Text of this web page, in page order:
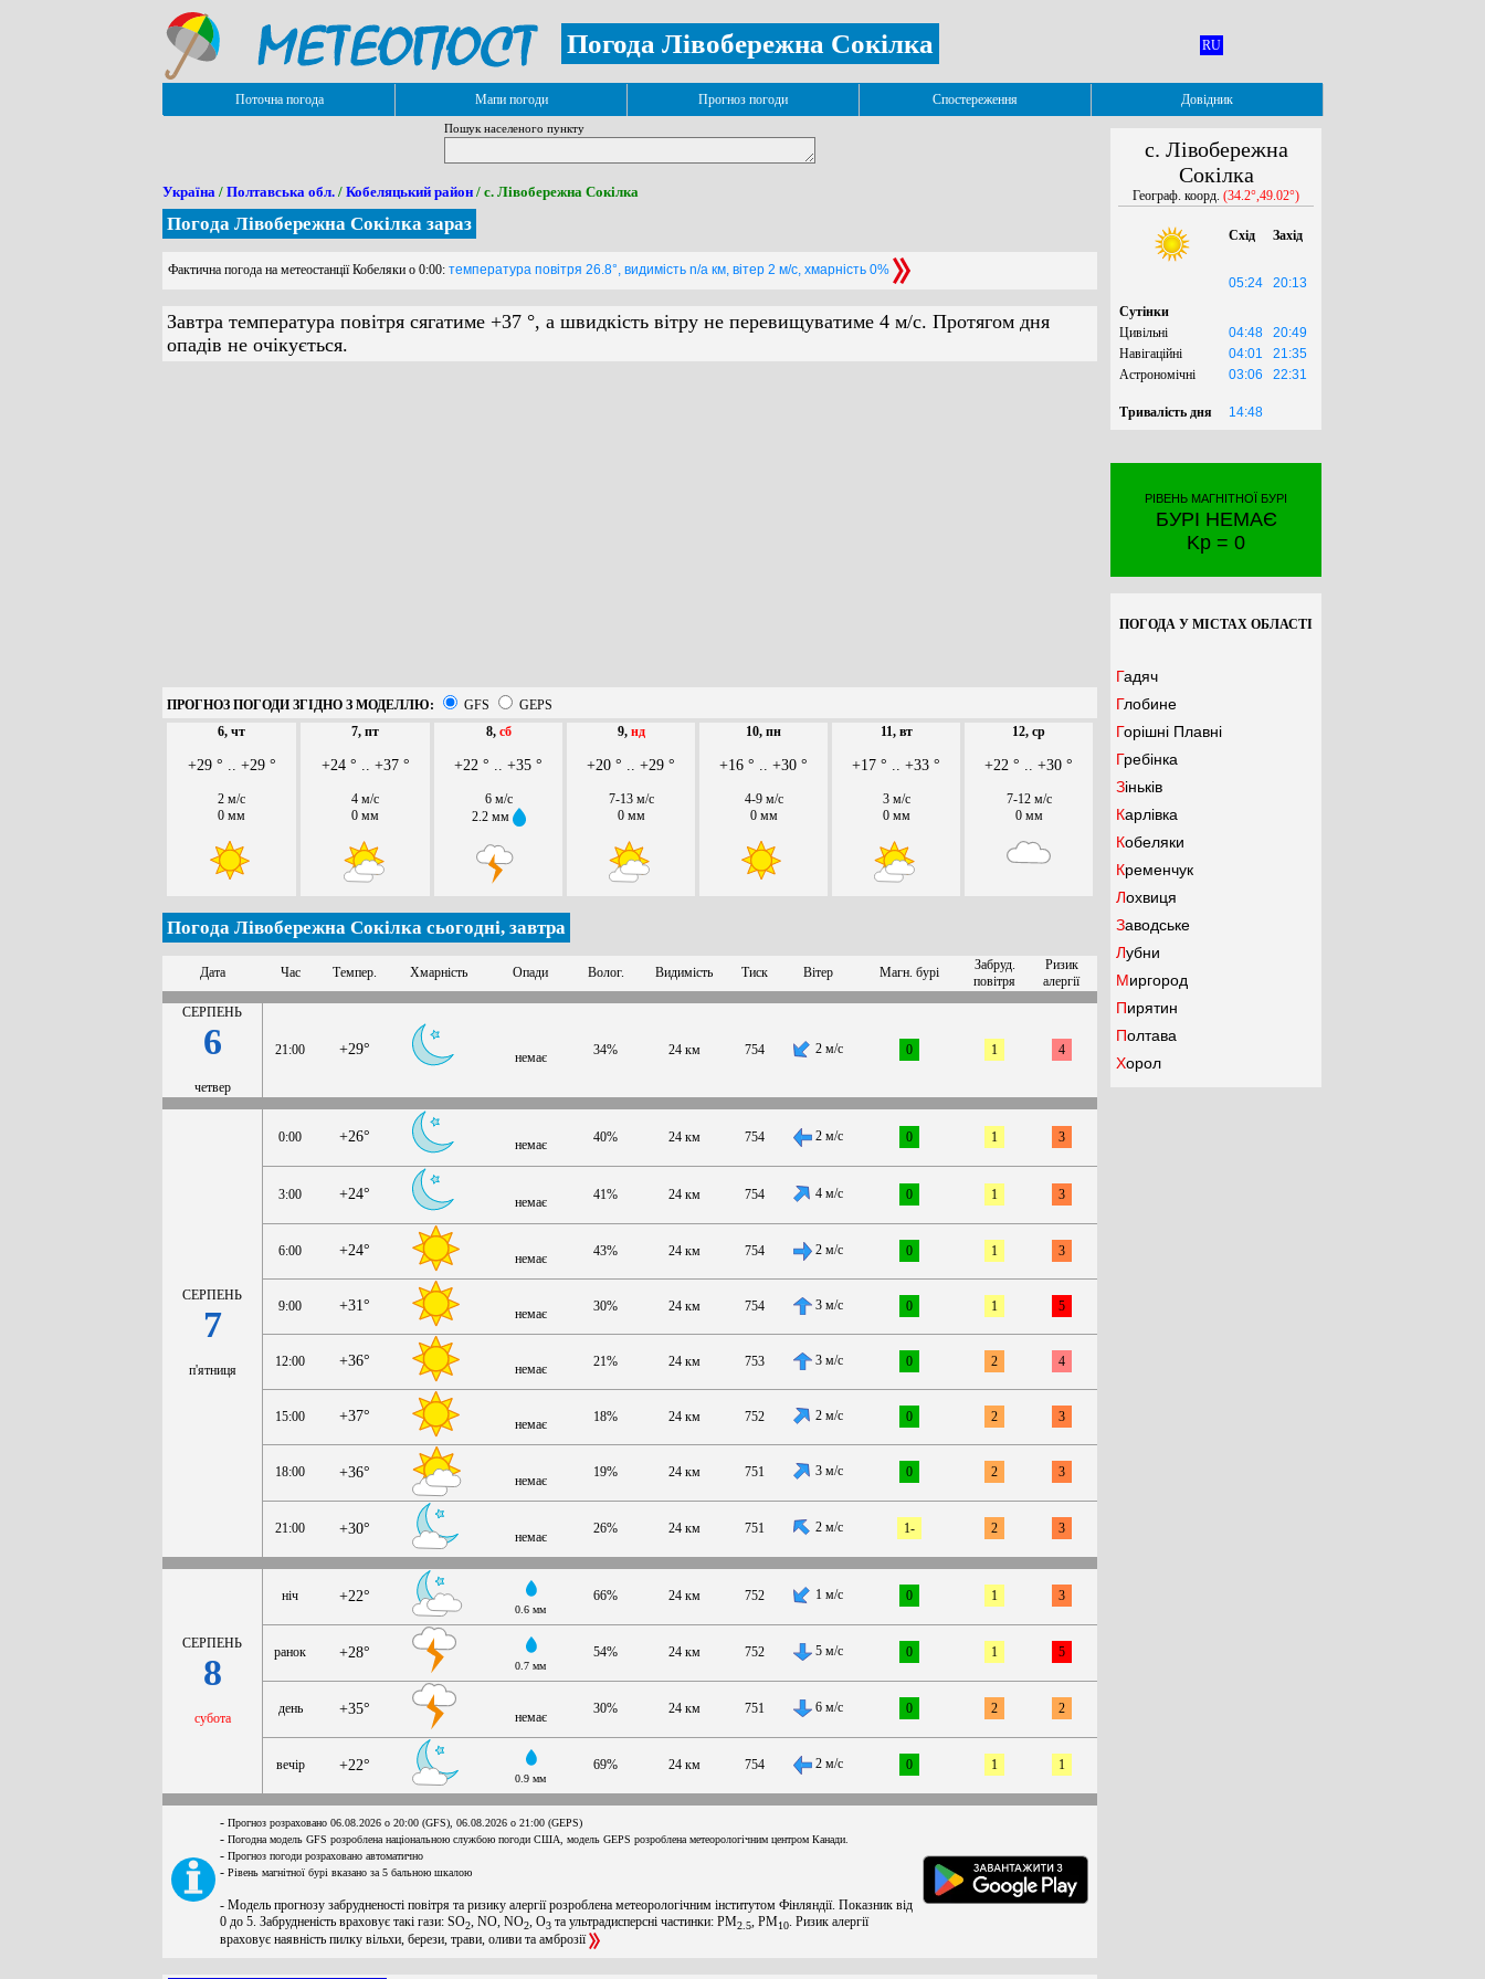
Погода Лівобережна Сокілка RU
Поточна погода Мапи погоди Прогноз погоди Спостереження Довідник
Пошук населеного пункту
Україна / Полтавська обл. / Кобеляцький район / с. Лівобережна Сокілка
Погода Лівобережна Сокілка зараз
Фактична погода на метеостанції Кобеляки о 0:00: температура повітря 26.8°, видимість n/a км, вітер 2 м/с, хмарність 0%
Завтра температура повітря сягатиме +37 °, а швидкість вітру не перевищуватиме 4 м/с. Протягом дня
опадів не очікується.
ПРОГНОЗ ПОГОДИ ЗГІДНО З МОДЕЛЛЮ: GFS
GEPS
6, чт
+29 ° .. +29 °
2 м/с
0 мм
7, пт
+24 ° .. +37 °
4 м/с
0 мм
8, сб
+22 ° .. +35 °
6 м/с
2.2 мм
9, нд
+20 ° .. +29 °
7-13 м/с
0 мм
10, пн
+16 ° .. +30 °
4-9 м/с
0 мм
11, вт
+17 ° .. +33 °
3 м/с
0 мм
12, ср
+22 ° .. +30 °
7-12 м/с
0 мм
Погода Лівобережна Сокілка сьогодні, завтра
Дата Час Темпер. Хмарність Опади Волог. Видимість Тиск Вітер Магн. бурі
Забруд.
повітря
Ризик
алергії
СЕРПЕНЬ
6
четвер
21:00 +29° немає 34% 24 км 754 2 м/с 0 1 4
СЕРПЕНЬ
7
п'ятниця
0:00 +26° немає 40% 24 км 754 2 м/с 0 1 3
3:00 +24° немає 41% 24 км 754 4 м/с 0 1 3
6:00 +24° немає 43% 24 км 754 2 м/с 0 1 3
9:00 +31° немає 30% 24 км 754 3 м/с 0 1 5
12:00 +36° немає 21% 24 км 753 3 м/с 0 2 4
15:00 +37° немає 18% 24 км 752 2 м/с 0 2 3
18:00 +36° немає
19% 24 км 751 3 м/с 0 2 3
21:00 +30° немає
26% 24 км 751 2 м/с 1- 2 3
СЕРПЕНЬ
8
субота
ніч +22°
0.6 мм
66% 24 км 752 1 м/с 0 1 3
ранок +28°
0.7 мм
54% 24 км 752 5 м/с 0 1 5
день +35° немає
30% 24 км 751 6 м/с 0 2 2
вечір +22°
0.9 мм
69% 24 км 754 2 м/с 0 1 1
- Прогноз розраховано 06.08.2026 о 20:00 (GFS), 06.08.2026 о 21:00 (GEPS)
- Погодна модель GFS розроблена національною службою погоди США, модель GEPS розроблена метеорологічним центром Канади.
- Прогноз погоди розраховано автоматично
- Рівень магнітної бурі вказано за 5 бальною шкалою
- Модель прогнозу забрудненості повітря та ризику алергії розроблена метеорологічним інститутом Фінляндії. Показник від
0 до 5. Забрудненість враховує такі гази: SO2 , NO, NO2 , O3 та ультрадисперсні частинки: PM2.5 , PM10 . Ризик алергії
враховує наявність пилку вільхи, берези, трави, оливи та амброзії
с. Лівобережна
Сокілка
Географ. коорд. (34.2°,49.02°)
Схід Захід
05:24
20:13
Сутінки
Цивільні
04:48
20:49
Навігаційні
04:01
21:35
Астрономічні
03:06 22:31
Тривалість дня 14:48
РІВЕНЬ МАГНІТНОЇ БУРІ
БУРІ НЕМАЄ
Kp = 0
ПОГОДА У МІСТАХ ОБЛАСТІ
Гадяч
Глобине
Горішні Плавні
Гребінка
Зіньків
Карлівка
Кобеляки
Кременчук
Лохвиця
Заводське
Лубни
Миргород
Пирятин
Полтава
Хорол